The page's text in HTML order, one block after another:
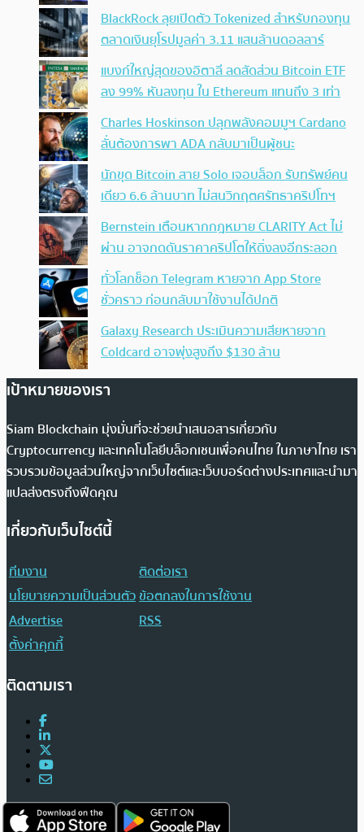
BlackRock ลุยเปิดตัว Tokenized สำหรับกองทุน
ตลาดเงินยุโรปมูลค่า 3.11 แสนล้านดอลลาร์
แบงก์ใหญ่สุดของอิตาลี ลดสัดส่วน Bitcoin ETF
ลง 99% หันลงทุน ใน Ethereum แทนถึง 3 เท่า
Charles Hoskinson ปลุกพลังคอมมูฯ Cardano
ลั่นต้องการพา ADA กลับมาเป็นผู้ชนะ
นักขุด Bitcoin สาย Solo เจอบล็อก รับทรัพย์คน
เดียว 6.6 ล้านบาท ไม่สนวิกฤตศรัทธาคริปโทฯ
Bernstein เตือนหากกฎหมาย CLARITY Act ไม่
ผ่าน อาจกดดันราคาคริปโตให้ดิ่งลงอีกระลอก
ทั่วโลกช็อก Telegram หายจาก App Store
ชั่วคราว ก่อนกลับมาใช้งานได้ปกติ
Galaxy Research ประเมินความเสียหายจาก
Coldcard อาจพุ่งสูงถึง $130 ล้าน
เป้าหมายของเรา
Siam Blockchain มุ่งมั่นที่จะช่วยนำเสนอสารเกี่ยวกับ
Cryptocurrency และเทคโนโลยีบล็อกเชนเพื่อคนไทย ในภาษาไทย เรา
รวบรวมข้อมูลส่วนใหญ่จากเว็บไซต์และเว็บบอร์ดต่างประเทศและนำมา
แปลส่งตรงถึงฟีดคุณ
เกี่ยวกับเว็บไซต์นี้
ทีมงาน
ติดต่อเรา
นโยบายความเป็นส่วนตัวข้อตกลงในการใช้งาน
Advertise
RSS
ตั้งค่าคุกกี้
ติดตามเรา